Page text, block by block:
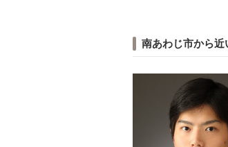
南あわじ市から